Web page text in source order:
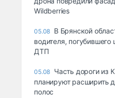
Wildberries
05.08 В Брянской
водителя,
ДТП
05.08 Часть дороги из
планируют расширить
полос